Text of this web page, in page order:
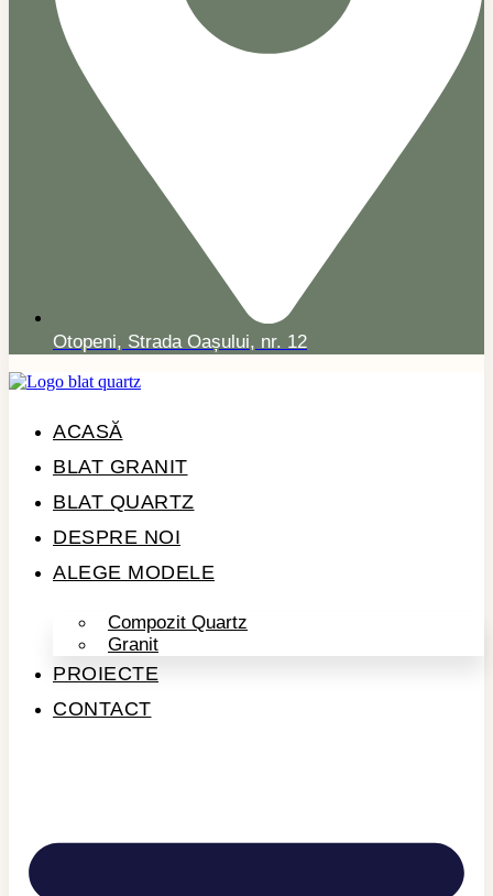
Otopeni, Strada Oașului, nr. 12
ACASĂ
BLAT GRANIT
BLAT QUARTZ
DESPRE NOI
ALEGE MODELE
Compozit Quartz
Granit
PROIECTE
CONTACT